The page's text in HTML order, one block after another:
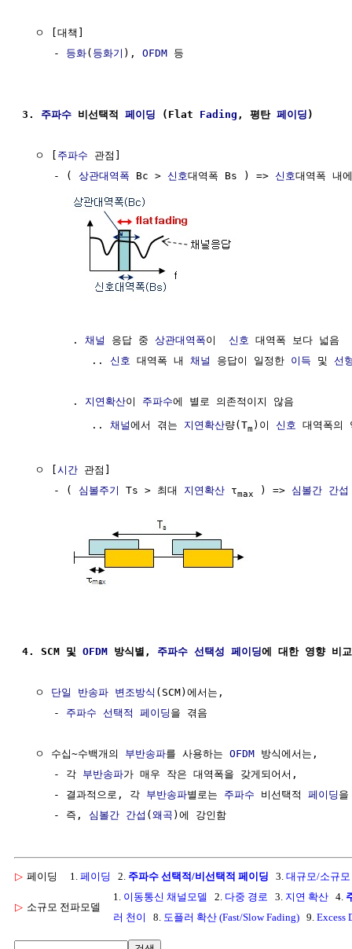
  ㅇ [대책]
     -
등화( 등화기 ), OFDM 등
3. 주파수 비선택적 페이딩 (Flat Fading , 평탄 페이딩 )
  ㅇ [
주파수 관점]
     - (
상관대역폭 Bc > 신호대역폭 Bs ) => 신호대역폭 내
        .
채널 응답 중 상관대역폭이 신호 대역폭 보다 넓음
           ..
신호 대역폭 내 채널 응답이 일정한 이득 및 선
        .
지연확산이 주파수에 별로 의존적이지 않음
           ..
채널에서 겪는 지연확산량(Tm)이 신호 대역폭의
  ㅇ [
시간 관점]
     - (
심볼주기 Ts > 최대 지연확산 τmax ) => 심볼간 간섭
4. SCM 및 OFDM 방식별, 주파수 선택성 페이딩에 대한 영향 비
  ㅇ
단일 반송파 변조방식 (SCM)에서는,
     -
주파수 선택적 페이딩 을 겪음
  ㅇ 수십~수백개의
부반송파를 사용하는 OFDM 방식에서는,
     - 각
부반송파가 매우 작은 대역폭을 갖게되어서,
     - 결과적으로, 각
부반송파별로는 주파수 비선택적 페이딩
     - 즉,
심볼간 간섭 (왜곡
▷ 페이딩 1. 페이딩 2. 주파수 선택적/비선택적 페이딩 3. 대규모/소규
▷ 소규모 전파모델
1. 이동통신 채널모델 2. 다중 경로 3. 지연 확산 4.
러 천이
8. 도플러 확산 (Fast/Slow Fading) 9. Excess